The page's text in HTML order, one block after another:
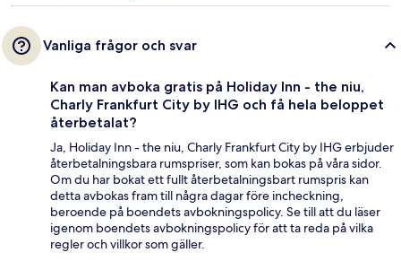
Vanliga frågor och svar
Kan man avboka gratis på Holiday Inn - the niu,
Charly Frankfurt City by IHG och få hela beloppet
återbetalat?
Ja, Holiday Inn - the niu, Charly Frankfurt City by IHG erbjuder
återbetalningsbara rumspriser, som kan bokas på våra sidor.
Om du har bokat ett fullt återbetalningsbart rumspris kan
detta avbokas fram till några dagar före incheckning,
beroende på boendets avbokningspolicy. Se till att du läser
igenom boendets avbokningspolicy för att ta reda på vilka
regler och villkor som gäller.